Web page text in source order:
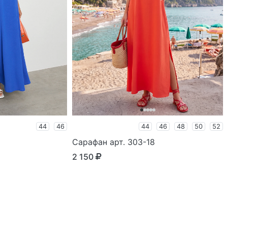
44 46 44 46 48 50 52
Сарафан арт. 303-18
2 150